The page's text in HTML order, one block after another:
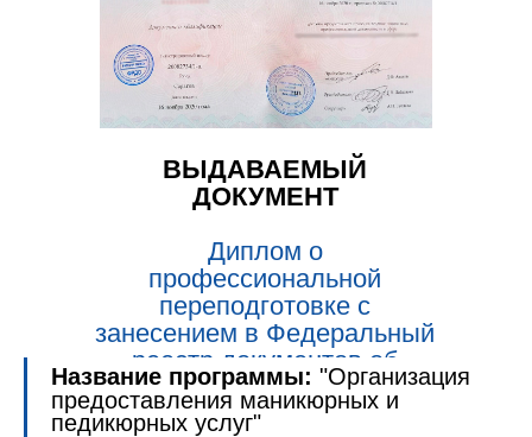
ВЫДАВАЕМЫЙ
ДОКУМЕНТ
Диплом о
профессиональной
переподготовке с
занесением в Федеральный
реестр документов об
образовании (ФРДО).
Название программы: "Организация
предоставления маникюрных и
педикюрных услуг"